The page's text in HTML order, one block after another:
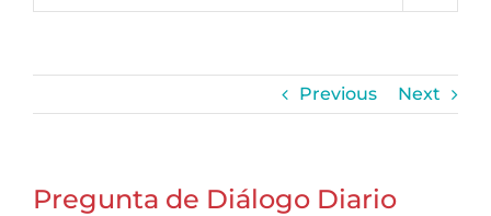
Previous Next
Pregunta de Diálogo Diario